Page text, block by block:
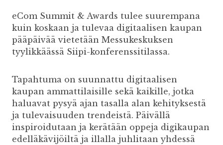
eCom Summit & Awards tulee suurempana
kuin koskaan ja tulevaa digitaalisen kaupan
pääpäivää vietetään Messukeskuksen
tyylikkäässä Siipi-konferenssitilassa.
Tapahtuma on suunnattu digitaalisen
kaupan ammattilaisille sekä kaikille, jotka
haluavat pysyä ajan tasalla alan kehityksestä
ja tulevaisuuden trendeistä. Päivällä
inspiroidutaan ja kerätään oppeja digikaupan
edelläkävijöiltä ja illalla juhlitaan yhdessä